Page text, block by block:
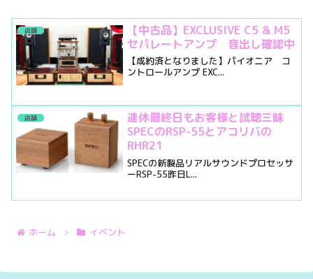
店舗
【中古品】EXCLUSIVE C5 & M5
セパレートアンプ 音出し確認中
【成約済となりました】パイオニア コ
ントロールアンプ EXC...
店舗
連休最終日もお客様と試聴三昧
SPECのRSP-55とアコリバの
RHR21
SPECの新製品リアルサウンドプロセッサ
ーRSP-55昨日L...
ホーム イベント